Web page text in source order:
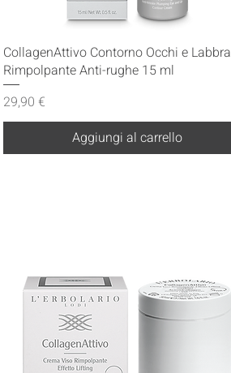
Vista rapida
CollagenAttivo Contorno Occhi e Labbra
Rimpolpante Anti-rughe 15 ml
Prezzo
29,90 €
Aggiungi al carrello